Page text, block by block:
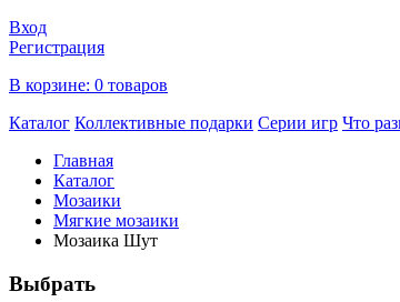
Вход
Регистрация
В корзине: 0 товаров
Каталог Коллективные подарки Серии игр Что
Главная
Каталог
Мозаики
Мягкие мозаики
Мозаика Шут
Выбрать